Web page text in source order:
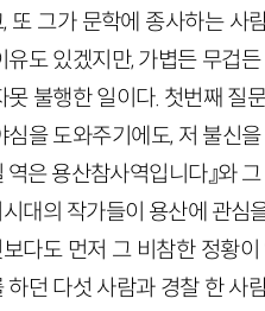
또 그가 문학에 종사하는 사
유도 있겠지만, 가볍든 무겁
못 불행한 일이다. 첫번째 질
심을 도와주기에도, 저 불신
역은 용산참사역입니다』와
대의 작가들이 용산에 관심
다도 먼저 그 비참한 정황
하던 다섯 사람과 경찰 한 사